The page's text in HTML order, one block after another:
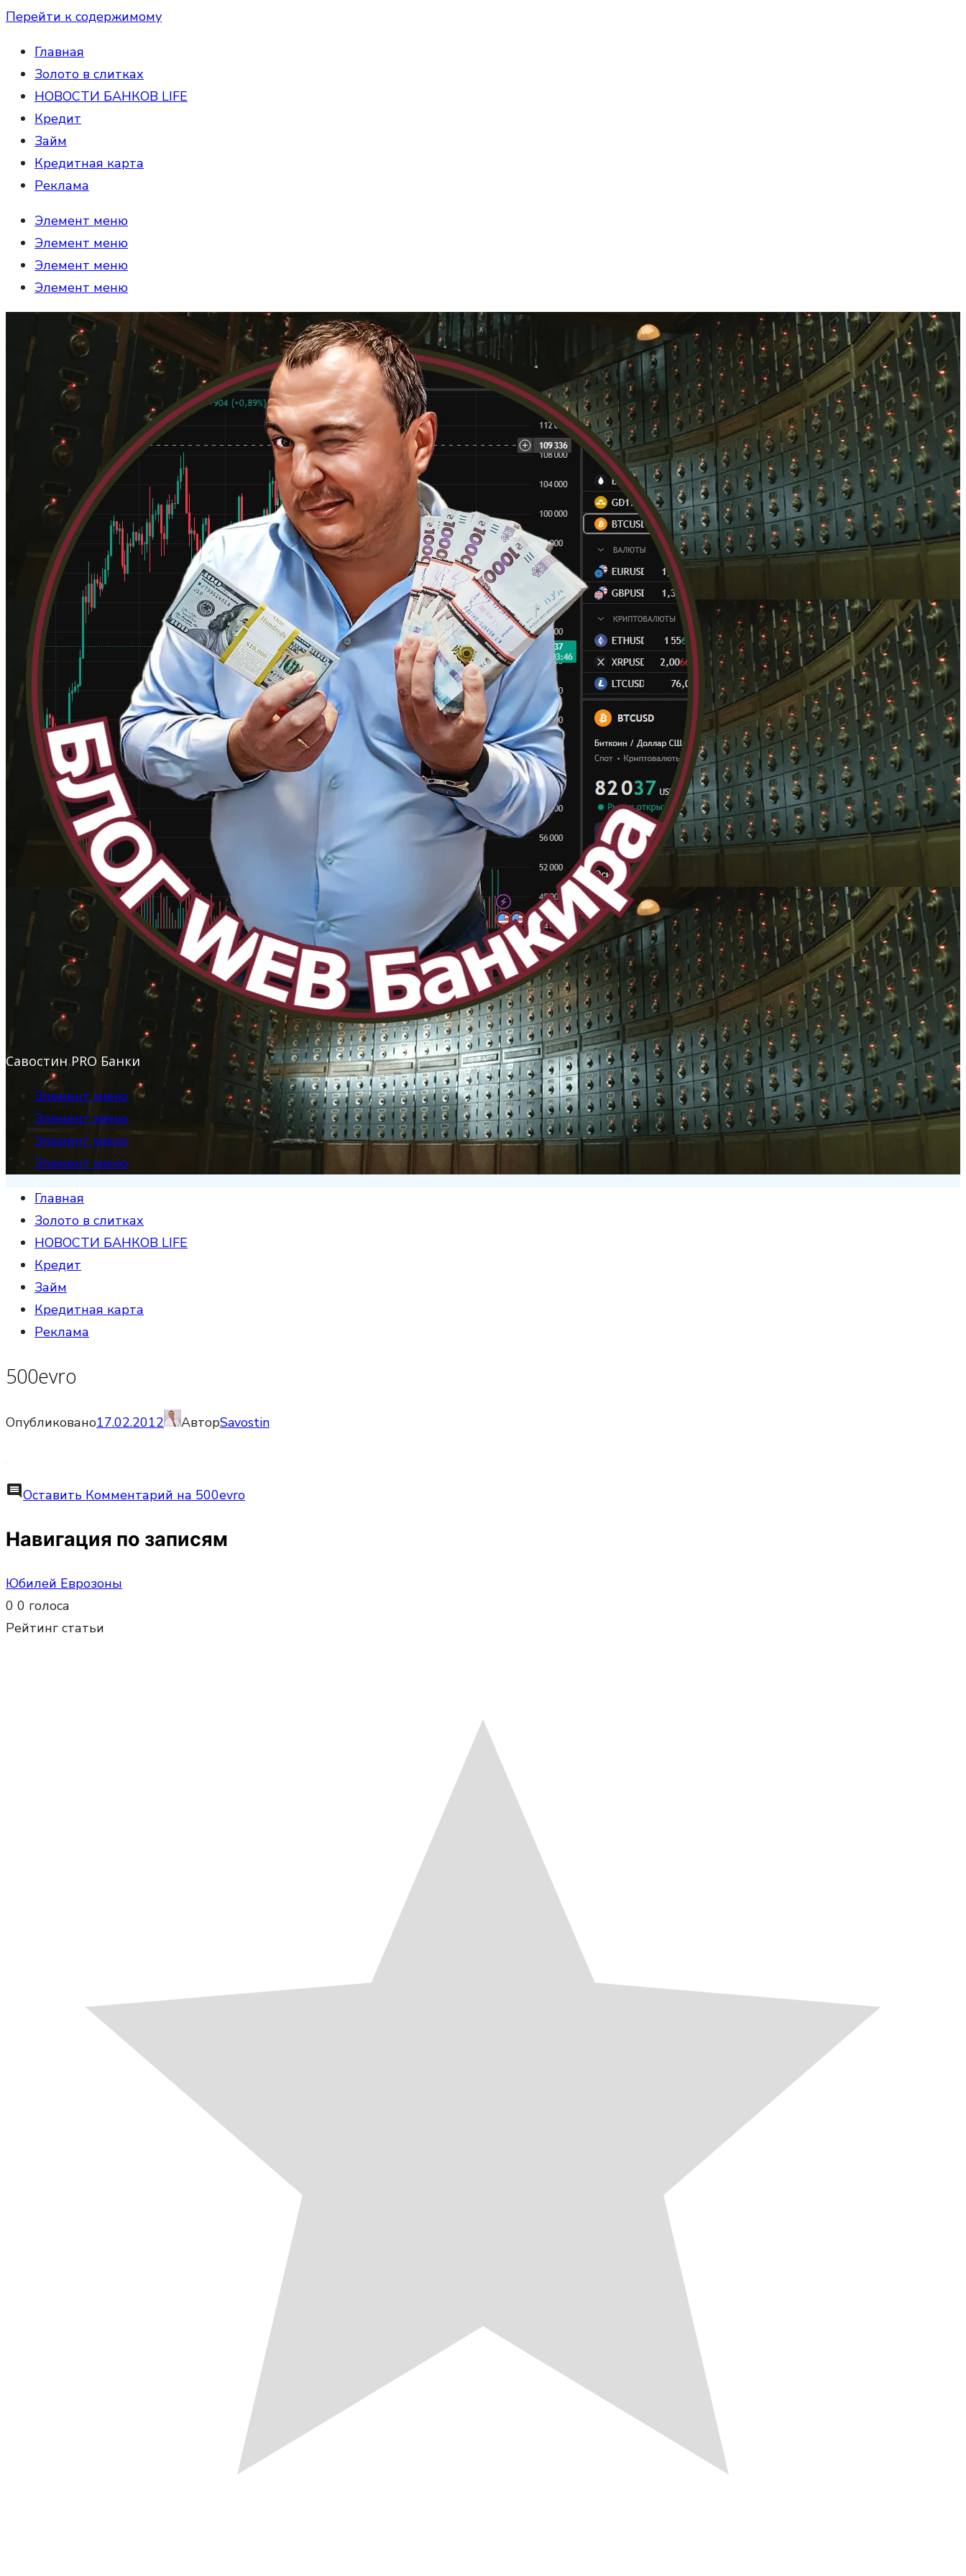
Перейти к содержимому
Главная
Золото в слитках
НОВОСТИ БАНКОВ LIFE
Кредит
Займ
Кредитная карта
Реклама
Элемент меню
Элемент меню
Элемент меню
Элемент меню
Савостин PRO Банки
Элемент меню
Элемент меню
Элемент меню
Элемент меню
Главная
Золото в слитках
НОВОСТИ БАНКОВ LIFE
Кредит
Займ
Кредитная карта
Реклама
500evro
Опубликовано17.02.2012 АвторSavostin
commentОставить Комментарий на 500evro
Навигация по записям
Юбилей Еврозоны
0 0 голоса
Рейтинг статьи